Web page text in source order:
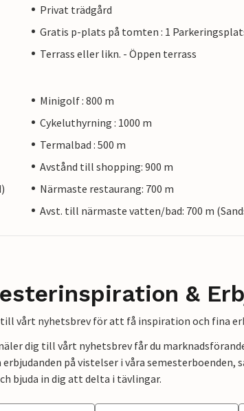
Privat trädgård
Gratis p-plats på tomten : 1
Terrass eller likn. - Öppen terrass
Minigolf : 800 m
Cykeluthyrning : 1000 m
Termalbad : 500 m
Avstånd till shopping: 900 m
Närmaste restaurang: 700 m
Avst. till närmaste vatten/bad: 700 m
&
vårt nyhetsbrev för att få inspiration och fina
dig till vårt nyhetsbrev får du
på vistelser i våra
bjuda in dig att delta i tävlingar.